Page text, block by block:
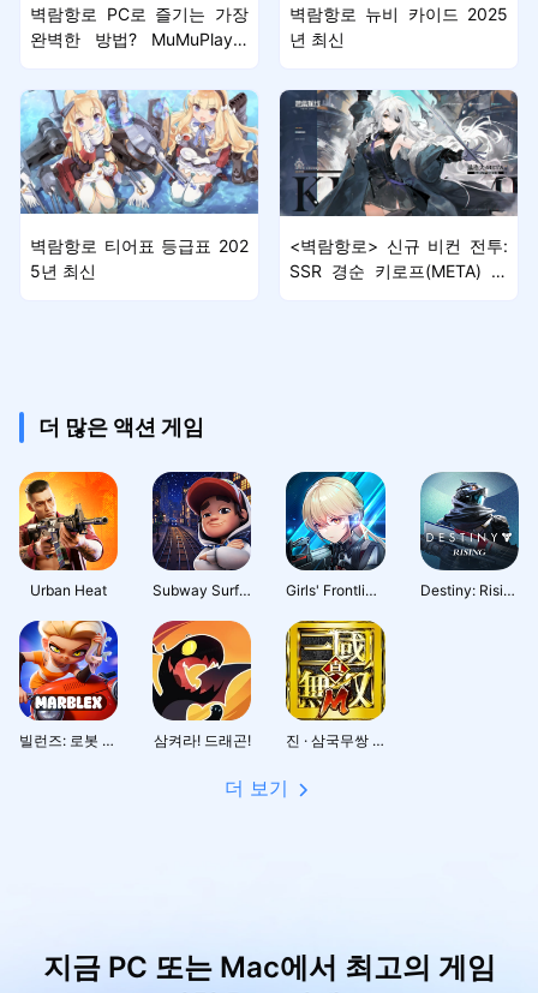
벽람항로 PC로 즐기는 가장
완벽한 방법? MuMuPlayer
벽람항로 뉴비 카이드 2025
년 최신
벽람항로 티어표 등급표 202
5년 최신
<벽람항로> 신규 비컨 전투:
SSR 경순 키로프(META) 캐
더 많은 액션 게임
Urban Heat Subway Surfers City Girls' Frontline: Fire Control Destiny: Rising
빌런즈: 로봇 배틀로얄 삼켜라! 드래곤! 진 · 삼국무쌍 M
더 보기
지금 PC 또는 Mac에서 최고의 게임